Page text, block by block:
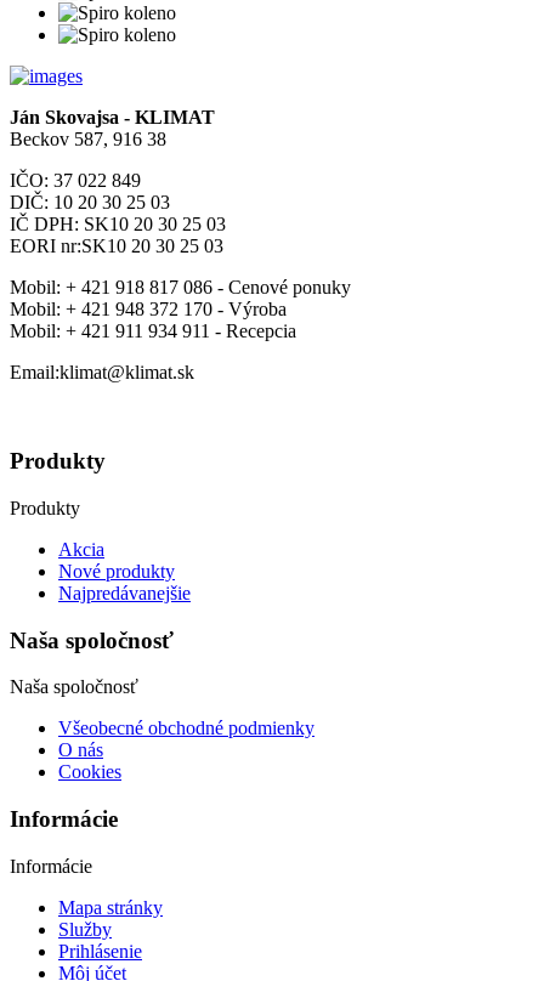
Ján Skovajsa - KLIMAT
Beckov 587, 916 38
IČO: 37 022 849
DIČ: 10 20 30 25 03
IČ DPH: SK10 20 30 25 03
EORI nr:SK10 20 30 25 03
Mobil: + 421 918 817 086 - Cenové ponuky
Mobil: + 421 948 372 170 - Výroba
Mobil: + 421 911 934 911 - Recepcia
Email:klimat@klimat.sk
Produkty
Produkty
Akcia
Nové produkty
Najpredávanejšie
Naša spoločnosť
Naša spoločnosť
Všeobecné obchodné podmienky
O nás
Cookies
Informácie
Informácie
Mapa stránky
Služby
Prihlásenie
Môj účet